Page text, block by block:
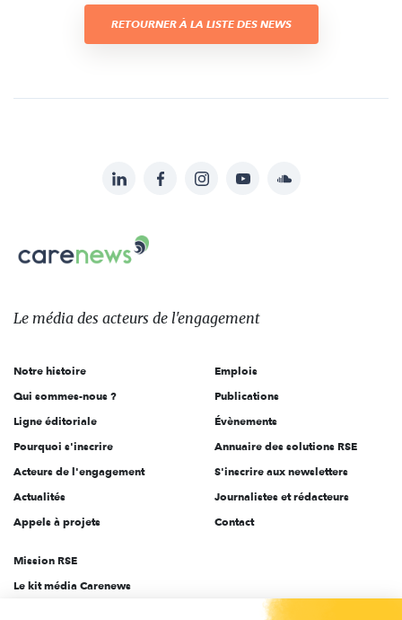
RETOURNER À LA LISTE DES NEWS
sur:
LinkedInFacebookInstagramYouTubeSoundcloud
Carenews,
Le
des
l'engagement
Le média des acteurs de l'engagement
Notre histoire
Qui sommes-nous ?
Ligne éditoriale
Pourquoi s'inscrire
Acteurs de l'engagement
Actualités
Appels à projets
Emplois
Publications
Évènements
Annuaire des solutions RSE
S'inscrire aux newsletters
Journalistes et rédacteurs
Contact
Mission RSE
Le kit média Carenews